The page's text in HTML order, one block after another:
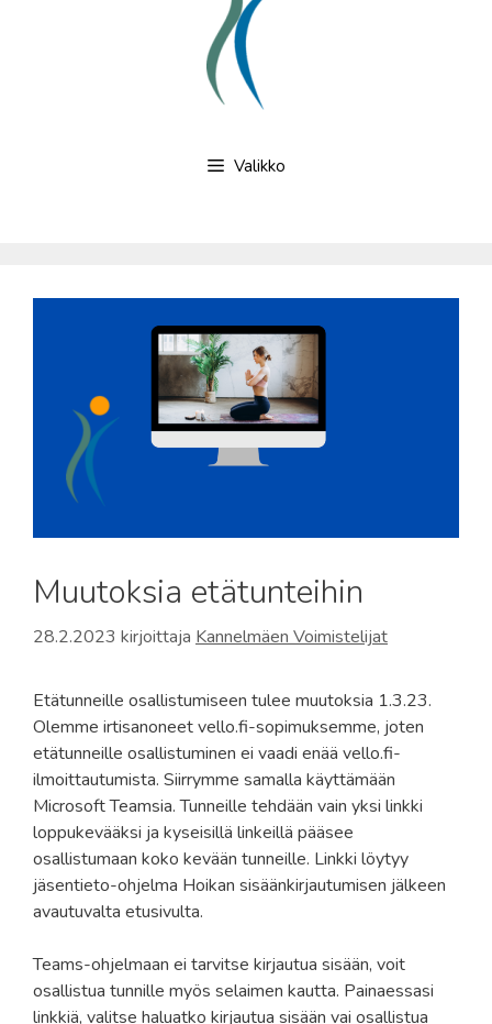
Valikko
Muutoksia etätunteihin
28.2.2023 kirjoittaja Kannelmäen Voimistelijat
Etätunneille osallistumiseen tulee muutoksia 1.3.23.
Olemme irtisanoneet vello.fi-sopimuksemme, joten
etätunneille osallistuminen ei vaadi enää vello.fi-
ilmoittautumista. Siirrymme samalla käyttämään
Microsoft Teamsia. Tunneille tehdään vain yksi linkki
loppukevääksi ja kyseisillä linkeillä pääsee
osallistumaan koko kevään tunneille. Linkki löytyy
jäsentieto-ohjelma Hoikan sisäänkirjautumisen jälkeen
avautuvalta etusivulta.
Teams-ohjelmaan ei tarvitse kirjautua sisään, voit
osallistua tunnille myös selaimen kautta. Painaessasi
linkkiä, valitse haluatko kirjautua sisään vai osallistua